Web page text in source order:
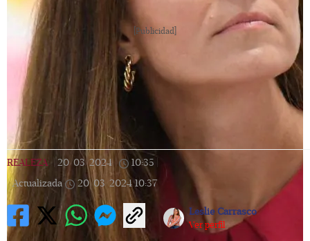
[Publicidad]
REALEZA 20/03/2024 10:35
Actualizada
20/03/2024 10:37
Leslie Carrasco
Ver perfil